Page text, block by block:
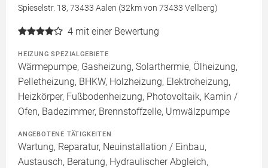
Spieselstr. 18, 73433 Aalen (32km von 73433 Vellberg)
4 mit einer Bewertung
HEIZUNG SPEZIALGEBIETE
Wärmepumpe, Gasheizung, Solarthermie, Ölheizung,
Pelletheizung, BHKW, Holzheizung, Elektroheizung,
Heizkörper, Fußbodenheizung, Photovoltaik, Kamin /
Ofen, Badezimmer, Brennstoffzelle, Umwälzpumpe
ANGEBOTENE TÄTIGKEITEN
Wartung, Reparatur, Neuinstallation / Einbau,
Austausch, Beratung, Hydraulischer Abgleich,